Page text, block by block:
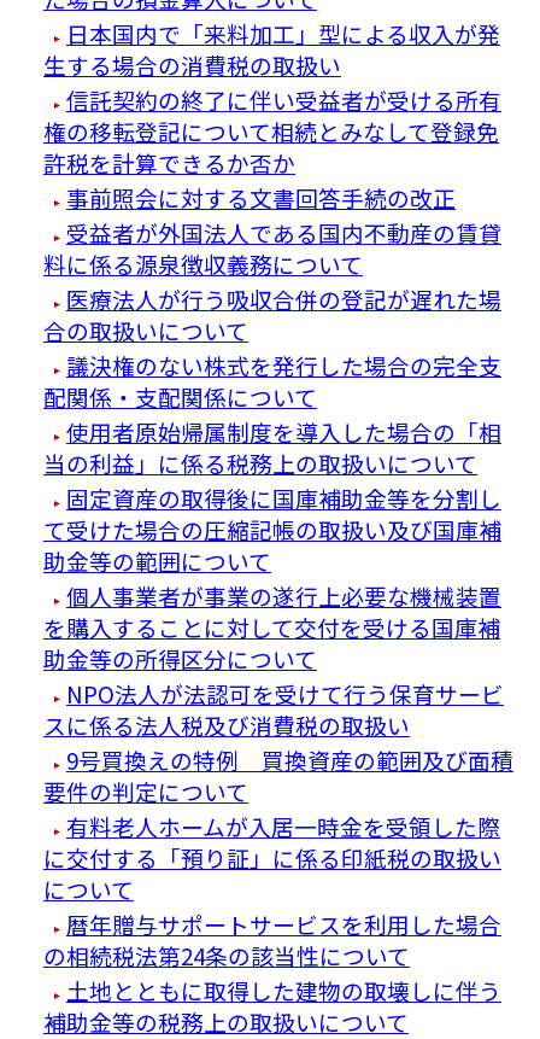
日本国内で「来料加工」型による収入が発
生する場合の消費税の取扱い
信託契約の終了に伴い受益者が受ける所有
権の移転登記について相続とみなして登録免
許税を計算できるか否か
事前照会に対する文書回答手続の改正
受益者が外国法人である国内不動産の賃貸
料に係る源泉徴収義務について
医療法人が行う吸収合併の登記が遅れた場
合の取扱いについて
議決権のない株式を発行した場合の完全支
配関係・支配関係について
使用者原始帰属制度を導入した場合の「相
当の利益」に係る税務上の取扱いについて
固定資産の取得後に国庫補助金等を分割し
て受けた場合の圧縮記帳の取扱い及び国庫補
助金等の範囲について
個人事業者が事業の遂行上必要な機械装置
を購入することに対して交付を受ける国庫補
助金等の所得区分について
NPO法人が法認可を受けて行う保育サービ
スに係る法人税及び消費税の取扱い
9号買換えの特例 買換資産の範囲及び面積
要件の判定について
有料老人ホームが入居一時金を受領した際
に交付する「預り証」に係る印紙税の取扱い
について
暦年贈与サポートサービスを利用した場合
の相続税法第24条の該当性について
土地とともに取得した建物の取壊しに伴う
補助金等の税務上の取扱いについて